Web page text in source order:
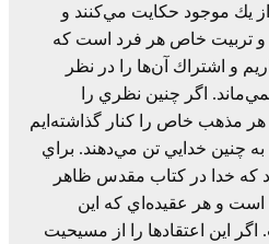
يك‌ موجود حكايت‌ مي‌كنند و
و تربيت‌ خاص‌ هر فرد است‌ كه‌
و اشتراك‌ آن‌ها را در نظر
اگر چنين‌ نظري‌ را
مذهب‌ خاص‌ را كنار گذاشته‌ایم
به‌ چنين‌ خدايي‌ تن‌ مي‌دهند. براي‌
كه‌ خدا در كتاب‌ مقدس‌ ظاهر
و هر عقيده‌اي‌ كه‌ اين‌
اين‌ اعتقادها را از مسيحيت‌